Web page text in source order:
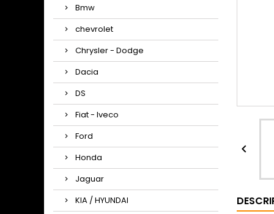
Bmw
chevrolet
Chrysler - Dodge
Dacia
DS
Fiat - Iveco
Ford
Honda
Jaguar
KIA / HYUNDAI
